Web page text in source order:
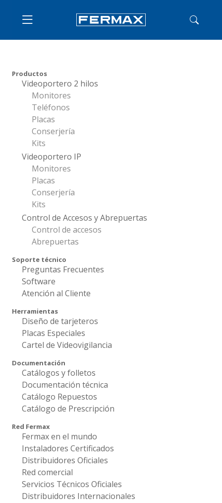
Productos
Videoportero 2 hilos
Monitores
Teléfonos
Placas
Conserjería
Kits
Videoportero IP
Monitores
Placas
Conserjería
Kits
Control de Accesos y Abrepuertas
Control de accesos
Abrepuertas
Soporte técnico
Preguntas Frecuentes
Software
Atención al Cliente
Herramientas
Diseño de tarjeteros
Placas Especiales
Cartel de Videovigilancia
Documentación
Catálogos y folletos
Documentación técnica
Catálogo Repuestos
Catálogo de Prescripción
Red Fermax
Fermax en el mundo
Instaladores Certificados
Distribuidores Oficiales
Red comercial
Servicios Técnicos Oficiales
Distribuidores Internacionales